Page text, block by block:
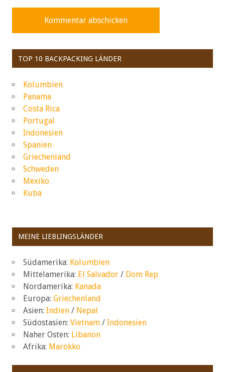
TOP 10 BACKPACKING LÄNDER
Kolumbien
Panama
Costa Rica
Portugal
Indonesien
Spanien
Griechenland
Schweden
Mexiko
Kuba
MEINE LIEBLINGSLÄNDER
Südamerika: Kolumbien
Mittelamerika: El Salvador / Dom Rep
Nordamerika: Kanada
Europa: Griechenland
Asien: Indien / Nepal
Südostasien: Vietnam / Indonesien
Naher Osten: Libanon
Afrika: Marokko